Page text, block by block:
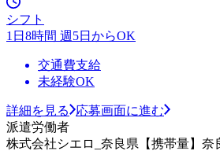
シフト
1日8時間 週5日からOK
交通費支給
未経験OK
詳細を見る
応募画面に進む
派遣労働者
株式会社シエロ_奈良県【携帯量】奈